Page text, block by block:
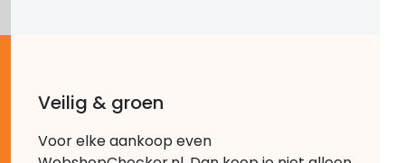
Veilig & groen
Voor elke aankoop even